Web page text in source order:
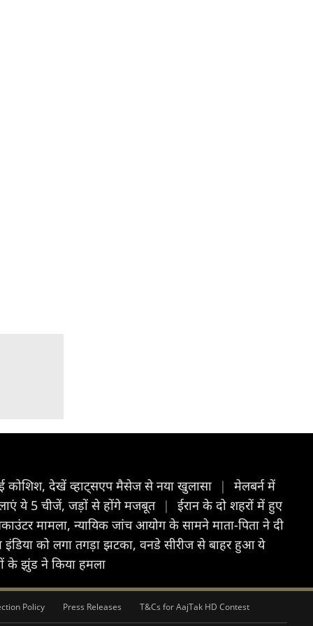
कोशिश, देखें व्हाट्सएप मैसेज से नया खुलासा |
मेलबर्न में
ये 5 चीजें, जड़ों से होंगे मजबूत |
ईरान के दो शहरों में हुए
मामला, न्यायिक जांच आयोग के सामने माता-पिता ने दी
को लगा तगड़ा झटका, वनडे सीरीज से बाहर हुआ ये
के झुंड ने किया हमला
Policy Press Releases T&Cs for AajTak HD Contest